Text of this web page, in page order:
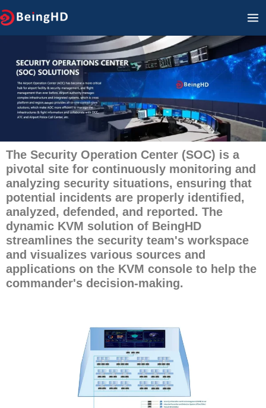
Ir
para
conteúdo
The Security Operation Center (SOC) is a
pivotal site for continuously monitoring and
analyzing security situations, ensuring that
potential incidents are properly identified,
analyzed, defended, and reported. The
dynamic KVM solution of BeingHD
streamlines the security team's workspace
and visualizes various sources and
applications on the KVM console to help the
commander's decision-making.